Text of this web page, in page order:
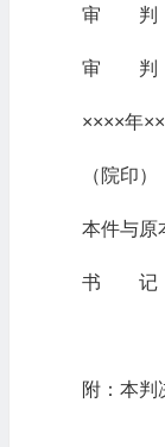
审
审
××××年
（院印）
本件与原
书
附：本判